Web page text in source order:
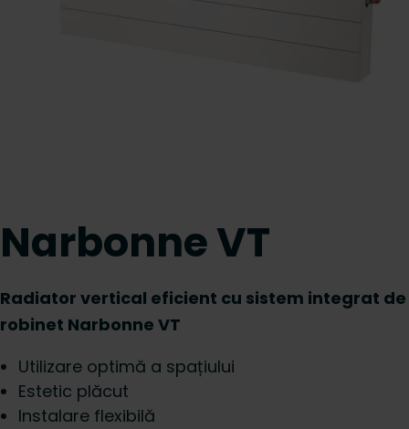
Narbonne VT
Radiator vertical eficient cu sistem integrat de
robinet Narbonne VT
Utilizare optimă a spațiului
Estetic plăcut
Instalare flexibilă